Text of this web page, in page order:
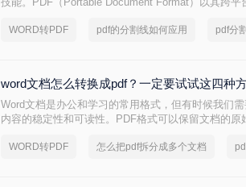
在转换过程中遇到格式错乱、体积过大或无法编辑等
WORD转PDF pdf的分割线如何应用 pdf分
word文档怎么转换成pdf？一定要试试这四种方
Word文档是办公和学习的常用格式，但有时候我们
内容的稳定性和可读性。PDF格式可以保留文档的
换成PDF的方法，帮助您轻松完成转换。
WORD转PDF 怎么把pdf拆分成多个文档